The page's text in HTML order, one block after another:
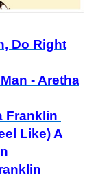
Do Right
- Aretha
Franklin
Like) A